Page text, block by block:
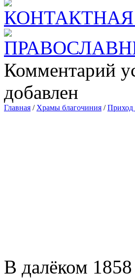
Комментарий
добавлен
Главная / Храмы благочиния /Приход
В далёком